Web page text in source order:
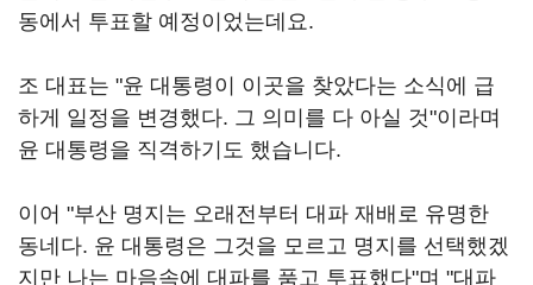
동에서 투표할 예정이었는데요.
조 대표는 "윤 대통령이 이곳을 찾았다는 소식에 급
하게 일정을 변경했다. 그 의미를 다 아실 것"이라며
윤 대통령을 직격하기도 했습니다.
이어 "부산 명지는 오래전부터 대파 재배로 유명한
동네다. 윤 대통령은 그것을 모르고 명지를 선택했겠
지만 나는 마음속에 대파를 품고 투표했다"며 "대파